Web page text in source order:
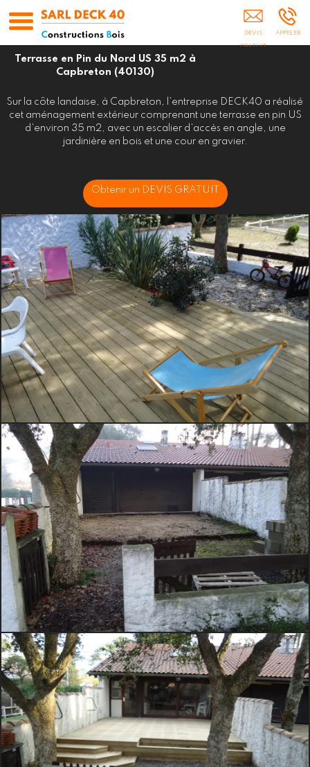
DECK 40 Biscarrosse Dax Mont-De-Marsan
Mimizan Escource Moliets Messanges
Terrasse en Pin du Nord US 35 m2 à
Capbreton (40130)
Sur la côte landaise, à Capbreton, l'entreprise DECK40 a réalisé
cet aménagement extérieur comprenant une terrasse en pin US
d'environ 35 m2, avec un escalier d'accès en angle, une
jardinière en bois et une cour en gravier.
Obtenir un DEVIS GRATUIT